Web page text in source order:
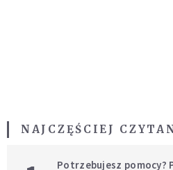
NAJCZĘŚCIEJ
Potrzebujesz pomocy?